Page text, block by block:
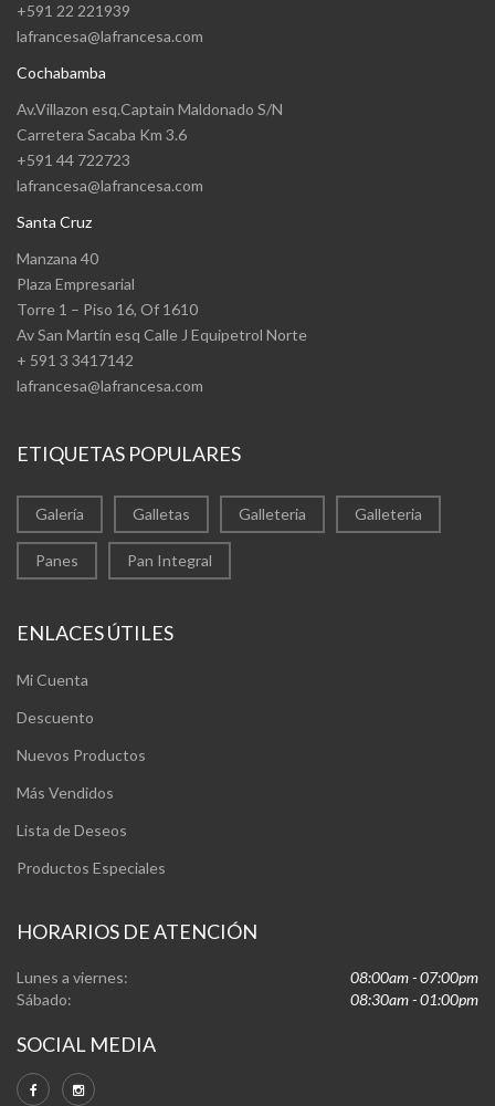
+591 22 221939
lafrancesa@lafrancesa.com
Cochabamba
Av.Villazon esq.Captain Maldonado S/N
Carretera Sacaba Km 3.6
+591 44 722723
lafrancesa@lafrancesa.com
Santa Cruz
Manzana 40
Plaza Empresarial
Torre 1 – Piso 16, Of 1610
Av San Martín esq Calle J Equipetrol Norte
+ 591 3 3417142
lafrancesa@lafrancesa.com
ETIQUETAS POPULARES
Galería Galletas Galleteria Galleteria
Panes Pan Integral
ENLACES ÚTILES
Mi Cuenta
Descuento
Nuevos Productos
Más Vendidos
Lista de Deseos
Productos Especiales
HORARIOS DE ATENCIÓN
Lunes a viernes:
08:00am - 07:00pm
Sábado:
08:30am - 01:00pm
SOCIAL MEDIA